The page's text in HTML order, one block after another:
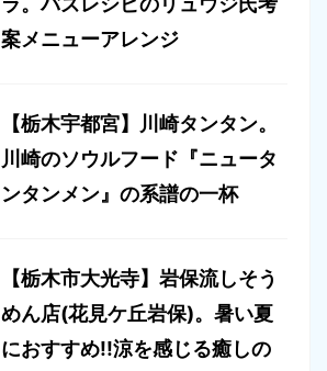
案メニューアレンジ
【栃木宇都宮】川崎タンタン。
川崎のソウルフード『ニュータ
ンタンメン』の系譜の一杯
【栃木市大光寺】岩保流しそう
めん店(花見ケ丘岩保)。暑い夏
におすすめ!!涼を感じる癒しの